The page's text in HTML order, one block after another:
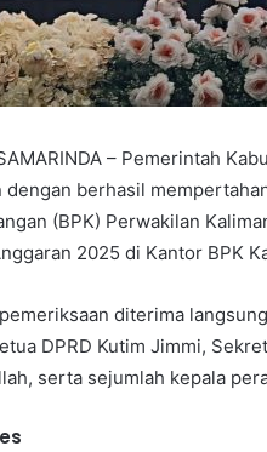
– Pemerintah
dengan berhasil
(BPK) Perwakilan
2025 di Kantor BPK
diterima
DPRD Kutim Jimmi,
serta sejumlah kepala